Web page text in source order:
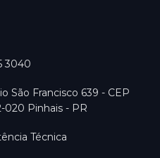
3040
São Francisco 639 - CEP
020 Pinhais - PR
Técnica